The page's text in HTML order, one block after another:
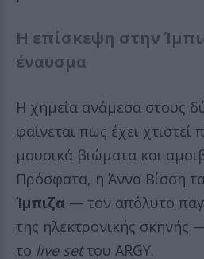
Η επίσκεψη στην
έναυσμα
Η χημεία ανάμεσα στους
φαίνεται πως έχει χτιστεί
μουσικά βιώματα και
Πρόσφατα, η Άννα Βίσση
Ίμπιζα — τον απόλυτο
της ηλεκτρονικής σκηνής
το live setτου ARGY.